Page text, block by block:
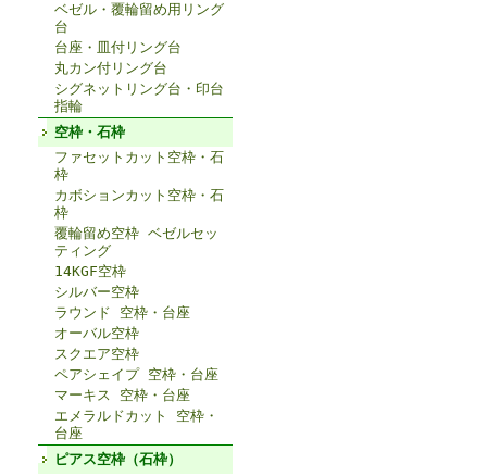
ベゼル・覆輪留め用リング
台
台座・皿付リング台
丸カン付リング台
シグネットリング台・印台
指輪
空枠・石枠
ファセットカット空枠・石
枠
カボションカット空枠・石
枠
覆輪留め空枠 ベゼルセッ
ティング
14KGF空枠
シルバー空枠
ラウンド 空枠・台座
オーバル空枠
スクエア空枠
ペアシェイプ 空枠・台座
マーキス 空枠・台座
エメラルドカット 空枠・
台座
ピアス空枠（石枠）